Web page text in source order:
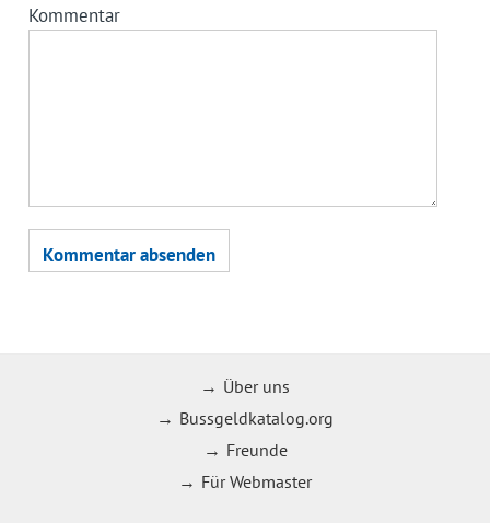
Kommentar
Über uns
Bussgeldkatalog.org
Freunde
Für Webmaster